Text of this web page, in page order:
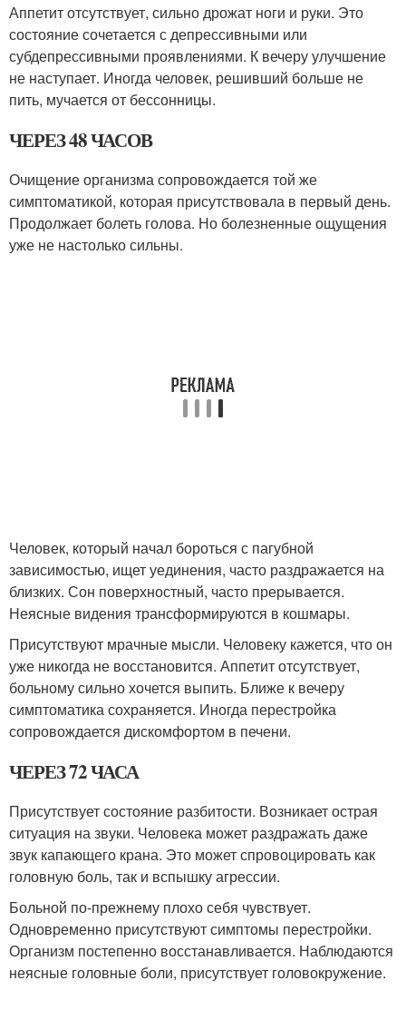
Аппетит отсутствует, сильно дрожат ноги и руки. Это
состояние сочетается с депрессивными или
субдепрессивными проявлениями. К вечеру улучшение
не наступает. Иногда человек, решивший больше не
пить, мучается от бессонницы.
ЧЕРЕЗ 48 ЧАСОВ
Очищение организма сопровождается той же
симптоматикой, которая присутствовала в первый день.
Продолжает болеть голова. Но болезненные ощущения
уже не настолько сильны.
Человек, который начал бороться с пагубной
зависимостью, ищет уединения, часто раздражается на
близких. Сон поверхностный, часто прерывается.
Неясные видения трансформируются в кошмары.
Присутствуют мрачные мысли. Человеку кажется, что он
уже никогда не восстановится. Аппетит отсутствует,
больному сильно хочется выпить. Ближе к вечеру
симптоматика сохраняется. Иногда перестройка
сопровождается дискомфортом в печени.
ЧЕРЕЗ 72 ЧАСА
Присутствует состояние разбитости. Возникает острая
ситуация на звуки. Человека может раздражать даже
звук капающего крана. Это может спровоцировать как
головную боль, так и вспышку агрессии.
Больной по-прежнему плохо себя чувствует.
Одновременно присутствуют симптомы перестройки.
Организм постепенно восстанавливается. Наблюдаются
неясные головные боли, присутствует головокружение.